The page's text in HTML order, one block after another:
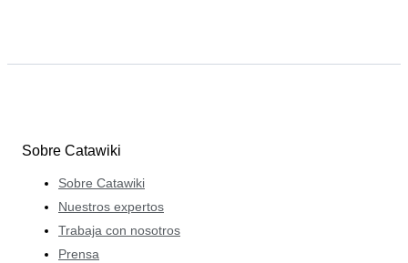
Sobre Catawiki
Sobre Catawiki
Nuestros expertos
Trabaja con nosotros
Prensa